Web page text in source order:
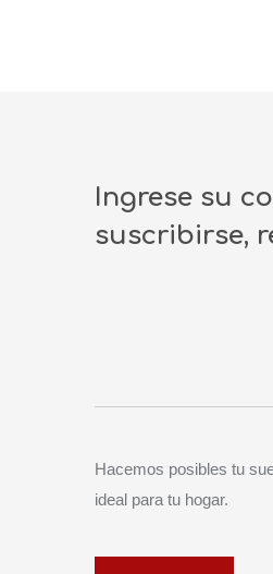
Ingrese su
suscribirse,
Hacemos posibles tu
ideal para tu hogar.